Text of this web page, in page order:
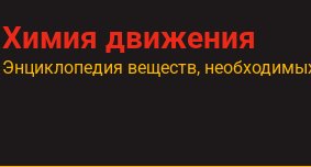
Химия движения
Энциклопедия веществ,